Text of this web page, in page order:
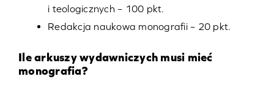
i teologicznych – 100 pkt.
Redakcja naukowa monografii – 20 pkt.
Ile arkuszy wydawniczych musi mieć
monografia?